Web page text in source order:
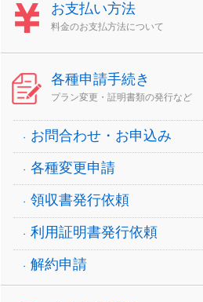
お支払い方法
料金のお支払方法について
各種申請手続き
プラン変更・証明書類の発行など
お問合わせ・お申込み
各種変更申請
領収書発行依頼
利用証明書発行依頼
解約申請